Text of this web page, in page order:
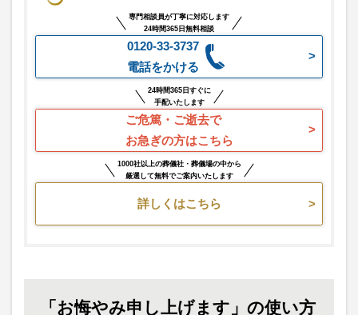
専門相談員が丁寧に対応します
24時間365日無料相談
0120-33-3737
電話をかける
24時間365日すぐに
手配いたします
ご危篤・ご逝去で
お急ぎの方はこちら
1000社以上の葬儀社・葬儀場の中から
厳選して無料でご案内いたします
詳しくはこちら
「お悔やみ申し上げます」の使い方